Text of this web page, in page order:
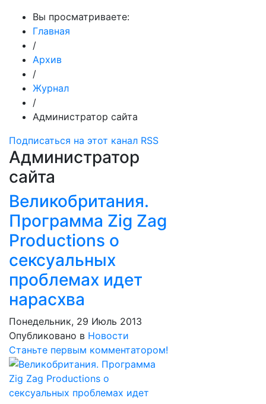
Вы просматриваете:
Главная
/
Архив
/
Журнал
/
Администратор сайта
Подписаться на этот канал RSS
Администратор
сайта
Великобритания.
Программа Zig Zag
Productions о
сексуальных
проблемах идет
нарасхва
Понедельник, 29 Июль 2013
Опубликовано в Новости
Станьте первым комментатором!